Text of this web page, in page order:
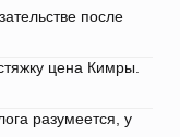
после
цена Кимры.
разумеется, у